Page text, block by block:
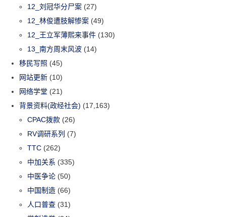
12_刘冠华分尸案 (27)
12_林俊遭肢解惨案 (49)
12_王立军薄熙来事件 (130)
13_南方周末风波 (14)
移民写照 (45)
网站更新 (10)
网络学堂 (21)
背景资料(政经社会) (17,163)
CPAC拨款 (26)
RV调研系列 (7)
TTC (262)
中加关系 (335)
中医争论 (50)
中国制造 (66)
人口普查 (31)